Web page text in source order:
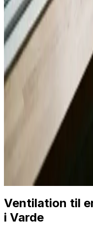
Ventilation til
i Varde